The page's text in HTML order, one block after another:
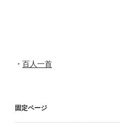
・ 百人一首
固定ページ